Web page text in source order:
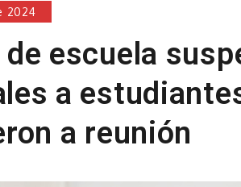
2024
escuela
a
a reunión